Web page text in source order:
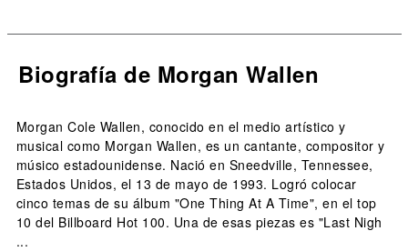
Biografía de Morgan Wallen
Morgan Cole Wallen, conocido en el medio artístico y
musical como Morgan Wallen, es un cantante, compositor y
músico estadounidense. Nació en Sneedville, Tennessee,
Estados Unidos, el 13 de mayo de 1993. Logró colocar
cinco temas de su álbum "One Thing At A Time", en el top
10 del Billboard Hot 100. Una de esas piezas es "Last Nigh
...